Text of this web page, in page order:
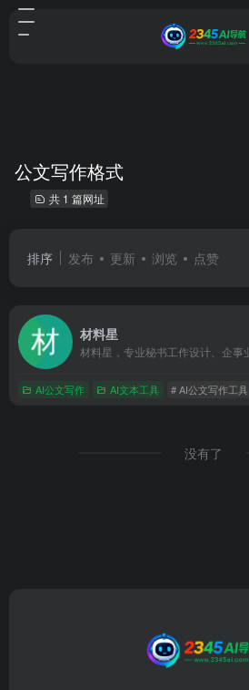
公文写作格式
共 1 篇网址
排序 发布 更新 浏览 点赞
材料星
AI公文写作 AI文本工具 # AI公文写作工具
没有了